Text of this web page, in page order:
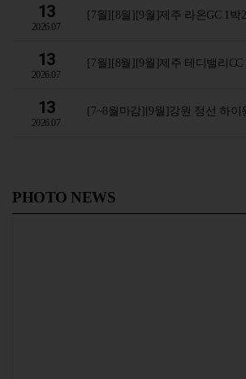
13
2026.07
[7월][8월][9월]제주 라온GC 1
13
2026.07
[7월][8월][9월]제주 테디밸리
13
2026.07
[7~8월마감][9월]강원 정선 하이
PHOTO NEWS